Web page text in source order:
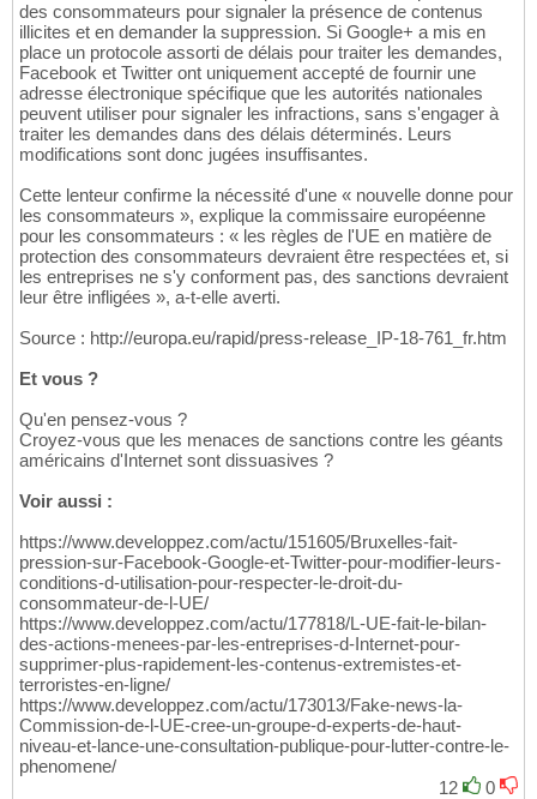
des consommateurs pour signaler la présence de contenus
illicites et en demander la suppression. Si Google+ a mis en
place un protocole assorti de délais pour traiter les demandes,
Facebook et Twitter ont uniquement accepté de fournir une
adresse électronique spécifique que les autorités nationales
peuvent utiliser pour signaler les infractions, sans s'engager à
traiter les demandes dans des délais déterminés. Leurs
modifications sont donc jugées insuffisantes.
Cette lenteur confirme la nécessité d'une « nouvelle donne pour
les consommateurs », explique la commissaire européenne
pour les consommateurs : « les règles de l'UE en matière de
protection des consommateurs devraient être respectées et, si
les entreprises ne s'y conforment pas, des sanctions devraient
leur être infligées », a-t-elle averti.
Source : http://europa.eu/rapid/press-release_IP-18-761_fr.htm
Et vous ?
Qu'en pensez-vous ?
Croyez-vous que les menaces de sanctions contre les géants
américains d'Internet sont dissuasives ?
Voir aussi :
https://www.developpez.com/actu/151605/Bruxelles-fait-
pression-sur-Facebook-Google-et-Twitter-pour-modifier-leurs-
conditions-d-utilisation-pour-respecter-le-droit-du-
consommateur-de-l-UE/
https://www.developpez.com/actu/177818/L-UE-fait-le-bilan-
des-actions-menees-par-les-entreprises-d-Internet-pour-
supprimer-plus-rapidement-les-contenus-extremistes-et-
terroristes-en-ligne/
https://www.developpez.com/actu/173013/Fake-news-la-
Commission-de-l-UE-cree-un-groupe-d-experts-de-haut-
niveau-et-lance-une-consultation-publique-pour-lutter-contre-le-
phenomene/
12
0